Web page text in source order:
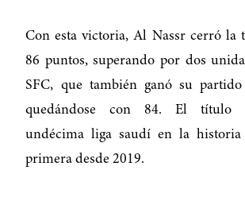
Con esta victoria, Al Nassr cerró la
86 puntos, superando por dos
SFC, que también ganó su
quedándose con 84. El título
undécima liga saudí en la
primera desde 2019.